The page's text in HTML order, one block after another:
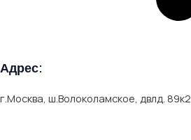
Адрес:
г.Москва, ш.Волоколамское, двлд. 89к2